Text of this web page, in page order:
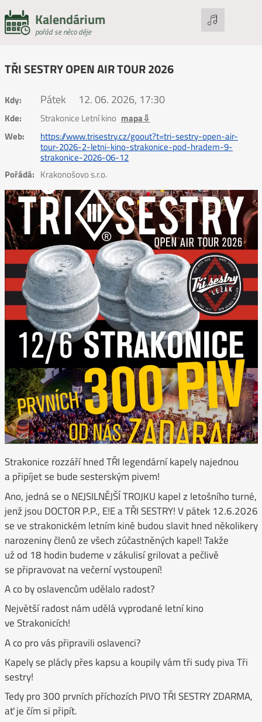
Kalendárium
pořád se něco děje
TŘI SESTRY OPEN AIR TOUR 2026
Kdy: Pátek 12. 06. 2026, 17:30
Kde: Strakonice Letní kino mapa⇩
Web:
https://www.trisestry.cz/goout?t=tri-sestry-open-air-
tour-2026-2-letni-kino-strakonice-pod-hradem-9-
strakonice-2026-06-12
Pořádá: Krakonošovo s.r.o.
Strakonice rozzáří hned TŘI legendární kapely najednou
a připíjet se bude sesterským pivem!
Ano, jedná se o NEJSILNĚJŠÍ TROJKU kapel z letošního turné,
jenž jsou DOCTOR P.P., E!E a TŘI SESTRY! V pátek 12.6.2026
se ve strakonickém letním kině budou slavit hned několikery
narozeniny členů ze všech zúčastněných kapel! Takže
už od 18 hodin budeme v zákulisí grilovat a pečlivě
se připravovat na večerní vystoupení!
A co by oslavencům udělalo radost?
Největší radost nám udělá vyprodané letní kino
ve Strakonicích!
A co pro vás připravili oslavenci?
Kapely se plácly přes kapsu a koupily vám tři sudy piva Tři
sestry!
Tedy pro 300 prvních příchozích PIVO TŘI SESTRY ZDARMA,
ať je čím si připít.